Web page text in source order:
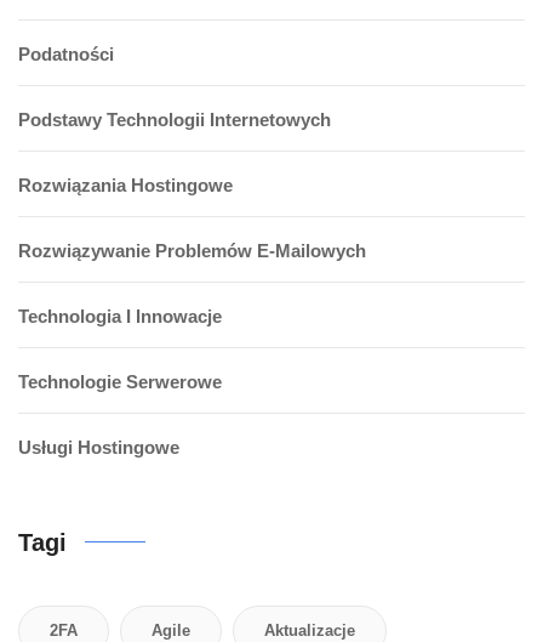
Podatności
Podstawy Technologii Internetowych
Rozwiązania Hostingowe
Rozwiązywanie Problemów E-Mailowych
Technologia I Innowacje
Technologie Serwerowe
Usługi Hostingowe
Tagi
2FA Agile Aktualizacje